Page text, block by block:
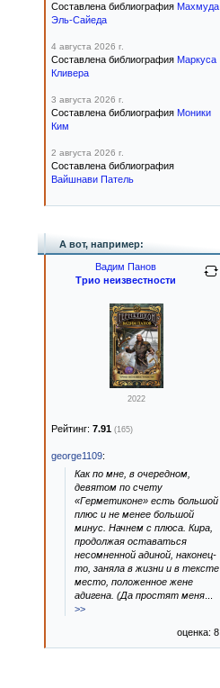
Составлена библиография Махмуда
Эль-Сайеда
4 августа 2026 г.
Составлена библиография Маркуса
Кливера
3 августа 2026 г.
Составлена библиография Моники
Ким
2 августа 2026 г.
Составлена библиография
Вайшнави Патель
А вот, например:
Вадим Панов
Трио неизвестности
2022
Рейтинг: 7.91 (165)
george1109:
Как по мне, в очередном,
девятом по счету
«Герметиконе» есть большой
плюс и не менее большой
минус. Начнем с плюса. Кира,
продолжая оставаться
несомненной адиной, наконец-
то, заняла в жизни и в тексте
место, положенное жене
адигена. (Да простят меня
>>
оценка: 8